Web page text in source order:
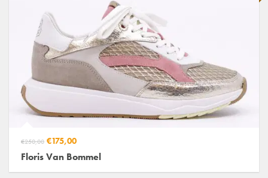
€250,00 €175,00
Floris Van Bommel